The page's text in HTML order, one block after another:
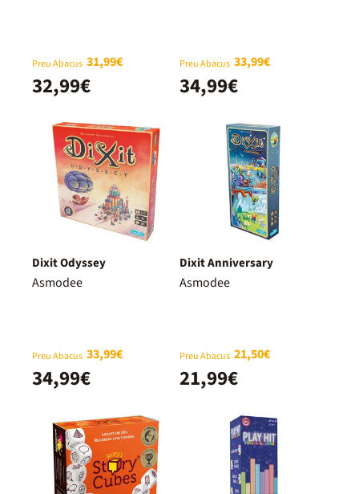
Preu Abacus 31,99€
32,99€
Preu Abacus 33,99€
34,99€
Dixit Odyssey
Asmodee
Preu Abacus 33,99€
34,99€
Dixit Anniversary
Asmodee
Preu Abacus 21,50€
21,99€